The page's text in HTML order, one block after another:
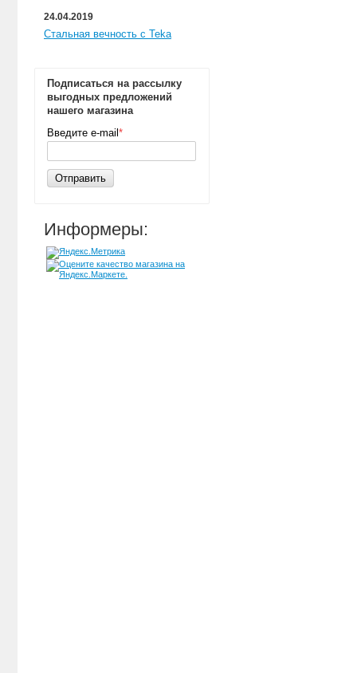
24.04.2019
Стальная вечность с Teka
Подписаться на рассылку
выгодных предложений
нашего магазина
Введите e-mail *
Отправить
Информеры: